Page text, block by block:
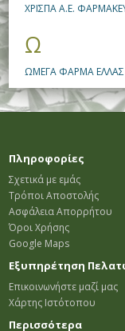
ΧΡΙΣΠΑ Α.Ε.
Ω
ΩΜΕΓΑ ΦΑΡΜΑ ΕΛΛΑΣ
Πληροφορίες
Σχετικά με εμάς
Τρόποι Αποστολής
Ασφάλεια Απορρήτου
Όροι Χρήσης
Google Maps
Εξυπηρέτηση
Επικοινωνήστε μαζί μας
Χάρτης Ιστότοπου
Περισσότερα